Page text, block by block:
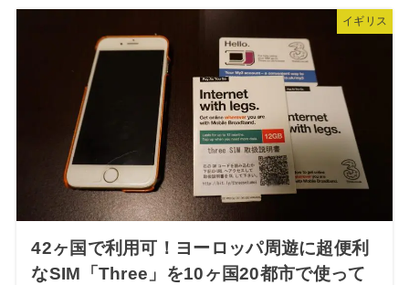
イギリス
42ヶ国で利用可！ヨーロッパ周遊に超便利
なSIM「Three」を10ヶ国20都市で使って